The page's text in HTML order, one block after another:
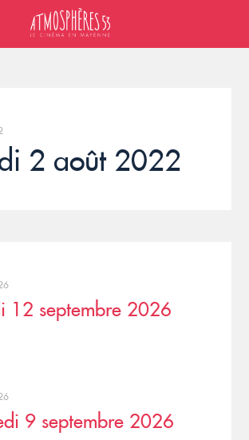
2 août 2022
12 septembre 2026
9 septembre 2026